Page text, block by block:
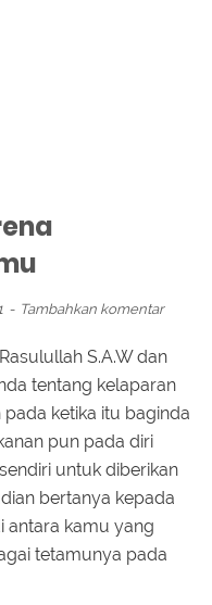
Tambahkan komentar
S.A.W dan
tentang kelaparan
ketika itu baginda
pun pada diri
untuk diberikan
bertanya kepada
antara kamu yang
tetamunya pada